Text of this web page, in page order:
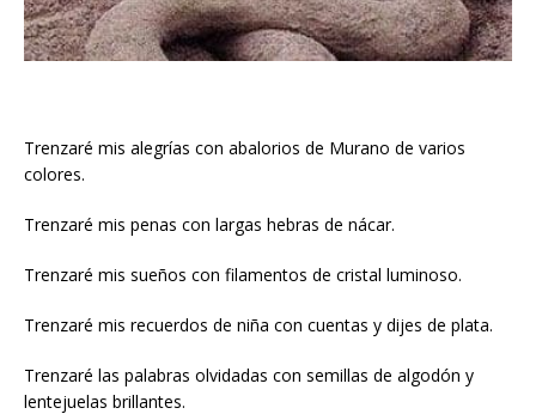
Trenzaré mis alegrías con abalorios de Murano de varios
colores.
Trenzaré mis penas con largas hebras de nácar.
Trenzaré mis sueños con filamentos de cristal luminoso.
Trenzaré mis recuerdos de niña con cuentas y dijes de plata.
Trenzaré las palabras olvidadas con semillas de algodón y
lentejuelas brillantes.